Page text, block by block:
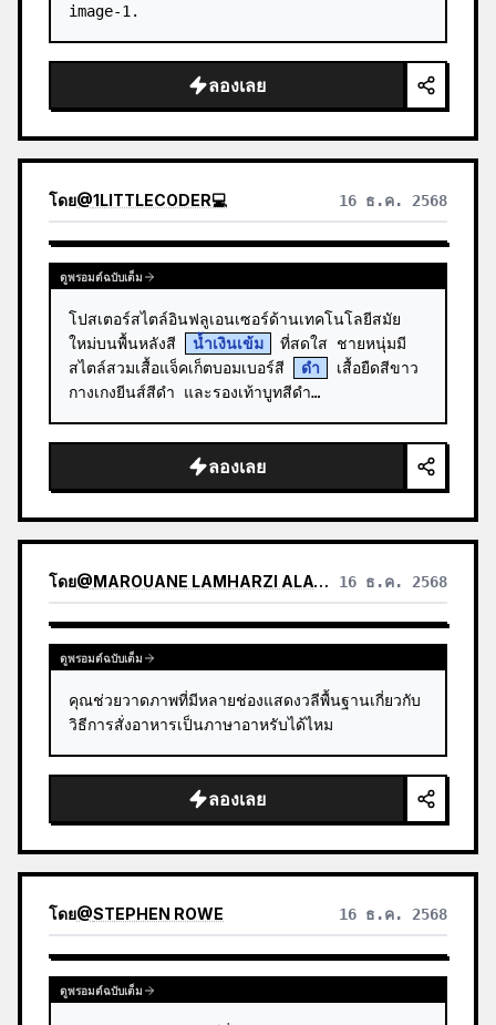
image-1.
ลองเลย
โดย@1LITTLECODER💻 16 ธ.ค. 2568
ดูพรอมต์ฉบับเต็ม
โปสเตอร์สไตล์อินฟลูเอนเซอร์ด้านเทคโนโลยีสมัย
ใหม่บนพื้นหลังสี
น้ำเงินเข้ม
ที่สดใส ชายหนุ่มมี
สไตล์สวมเสื้อแจ็คเก็ตบอมเบอร์สี
ดำ
เสื้อยืดสีขาว
กางเกงยีนส์สีดำ และรองเท้าบูทสีดำ…
ลองเลย
โดย@MAROUANE LAMHARZI ALAOUI 16 ธ.ค. 2568
ดูพรอมต์ฉบับเต็ม
คุณช่วยวาดภาพที่มีหลายช่องแสดงวลีพื้นฐานเกี่ยวกับ
วิธีการสั่งอาหารเป็นภาษาอาหรับได้ไหม
ลองเลย
โดย@STEPHEN ROWE 16 ธ.ค. 2568
ดูพรอมต์ฉบับเต็ม